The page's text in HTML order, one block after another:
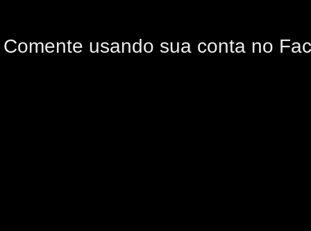
Comente usando sua conta no